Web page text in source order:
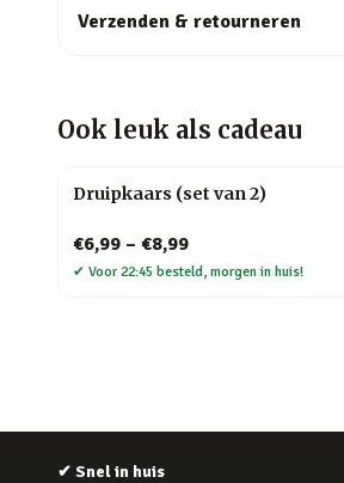
Verzenden & retourneren
Ook leuk als cadeau
Druipkaars (set van 2)
€6,99 – €8,99
✔ Voor 22:45 besteld, morgen in huis!
✔ Snel in huis